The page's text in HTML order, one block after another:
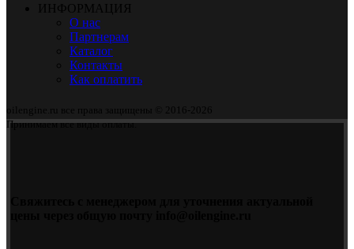
ИНФОРМАЦИЯ
О нас
Партнерам
Каталог
Контакты
Как оплатить
oilengine.ru все права защищены © 2016-2026
Принимаем все виды оплаты.